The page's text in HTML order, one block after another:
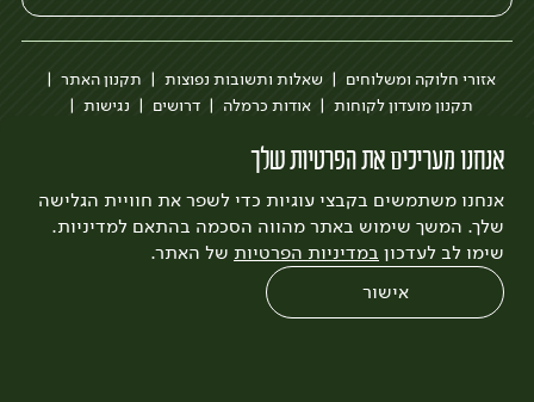
אנחנו מעריכים את הפרטיות שלך
אנחנו משתמשים בקבצי עוגיות כדי לשפר את חוויית הגלישה
שלך. המשך שימוש באתר מהווה הסכמה בהתאם למדיניות.
שימו לב לעדכון במדיניות הפרטיות של האתר.
אישור
אזורי חלוקה ומשלוחים שאלות ותשובות נפוצות
תקנון האתר
תקנון מועדון לקוחות
אודות כרמלה דרושים
נגישות
לצפייה בעדכון מדיניות פרטיות
עיצוב:3bears פיתוח:Quatro